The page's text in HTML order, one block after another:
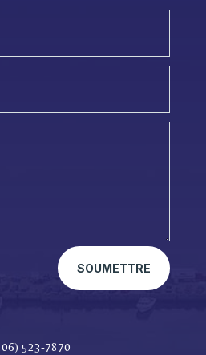
SOUMETTRE
523-7870